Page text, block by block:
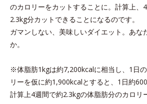
のカロリーをカットすることに。計算上、
2.3kg分カットできることになるのです。
ガマンしない、美味しいダイエット。あな
か。
※体脂肪1kgは約7,200kcalに相当し、1日
リーを仮に約1,900kcalとすると、1日約
計算上4週間で約2.3kgの体脂肪分のカロリ